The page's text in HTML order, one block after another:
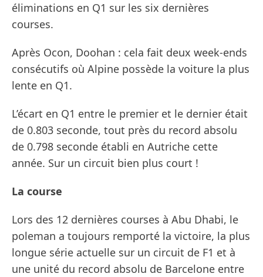
éliminations en Q1 sur les six dernières
courses.
Après Ocon, Doohan : cela fait deux week-ends
consécutifs où Alpine possède la voiture la plus
lente en Q1.
L’écart en Q1 entre le premier et le dernier était
de 0.803 seconde, tout près du record absolu
de 0.798 seconde établi en Autriche cette
année. Sur un circuit bien plus court !
La course
Lors des 12 dernières courses à Abu Dhabi, le
poleman a toujours remporté la victoire, la plus
longue série actuelle sur un circuit de F1 et à
une unité du record absolu de Barcelone entre